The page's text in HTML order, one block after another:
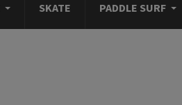
SKATE PADDLE SURF